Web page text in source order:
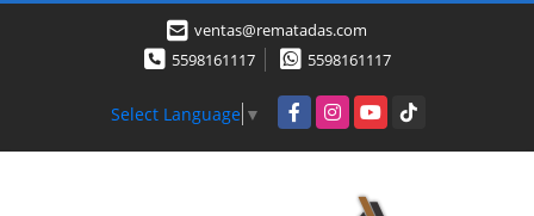
ventas@rematadas.com
5598161117
5598161117
Select Language ▼ FacebookInstagramYouTubeTikTok